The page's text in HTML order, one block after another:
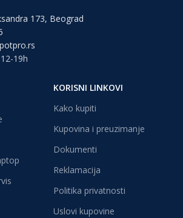
173, Beograd
19h
KORISNI LINKOVI
Kako kupiti
Kupovina i preuzimanje
Dokumenti
Reklamacija
Politika privatnosti
Uslovi kupovine